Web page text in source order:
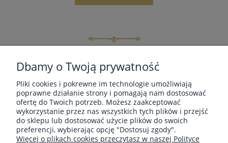
MOJE KONTO
PŁATNOŚCI I DOSTAWA
Dbamy o Twoją prywatność
Pliki cookies i pokrewne im technologie umożliwiają
poprawne działanie strony i pomagają nam dostosować
ofertę do Twoich potrzeb. Możesz zaakceptować
wykorzystanie przez nas wszystkich tych plików i przejść
do sklepu lub dostosować użycie plików do swoich
preferencji, wybierając opcję "Dostosuj zgody".
Więcej o plikach cookies przeczytasz w naszej Polityce